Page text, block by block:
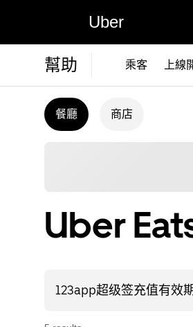
Uber
幫助 乘客 上線
餐廳 商店
Uber